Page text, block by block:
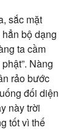
sắc mặt
bộ dạng
ta cầm
Nàng
rảo bước
đối diện
này trời
tốt vì thế